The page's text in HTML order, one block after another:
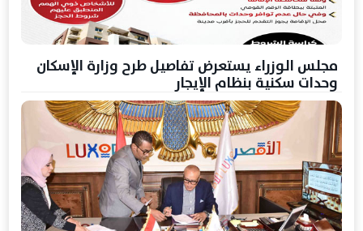
مجلس الوزراء يستعرض تفاصيل طرح وزارة الإسكان
وحدات سكنية بنظام الإيجار